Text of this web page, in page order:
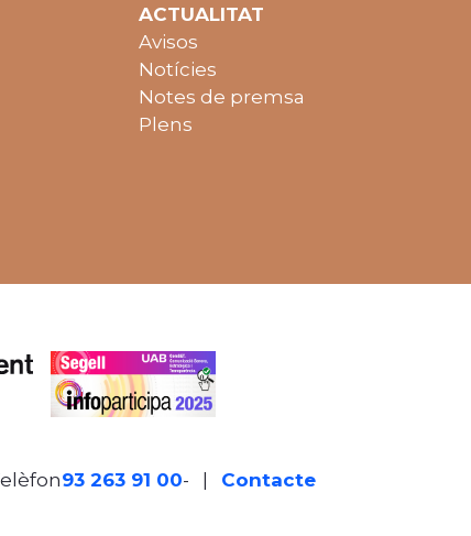
ACTUALITAT
Avisos
Notícies
Notes de premsa
Plens
93 263 91 00- Telèfon gratuït:
| Contacte